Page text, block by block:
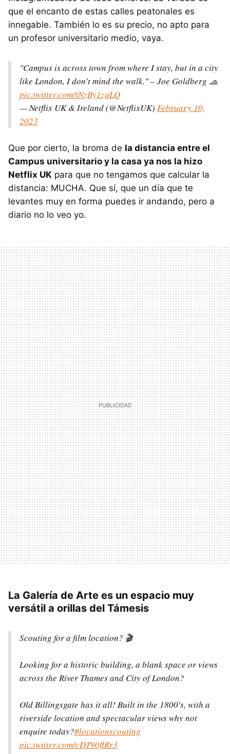
que el encanto de estas calles peatonales es
innegable. También lo es su precio, no apto para
un profesor universitario medio, vaya.
"Campus is across town from where I stay, but in a city
like London, I don't mind the walk." – Joe Goldberg 🧢
pic.twitter.com/tNzBy1zqLQ
— Netflix UK & Ireland (@NetflixUK) February 10,
2023
Que por cierto, la broma de la distancia entre el
Campus universitario y la casa ya nos la hizo
Netflix UK para que no tengamos que calcular la
distancia: MUCHA. Que sí, que un día que te
levantes muy en forma puedes ir andando, pero a
diario no lo veo yo.
La Galería de Arte es un espacio muy
versátil a orillas del Támesis
Scouting for a film location? 🎬
Looking for a historic building, a blank space or views
across the River Thames and City of London?
Old Billingsgate has it all! Built in the 1800's, with a
riverside location and spectacular views why not
enquire today?#locationscouting
pic.twitter.com/cDT90flRr3